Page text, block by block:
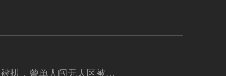
扒，曾单人闯无人区被困